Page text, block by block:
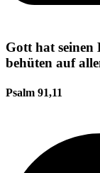
Gott hat seinen
behüten auf
Psalm 91,11